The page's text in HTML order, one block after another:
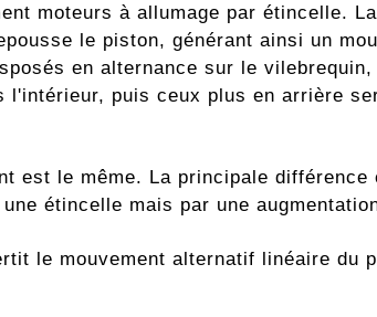
moteurs à allumage par étincelle.
le piston, générant ainsi un
en alternance sur le
puis ceux plus en arrière
est le même. La principale différence
étincelle mais par une
le mouvement alternatif linéaire du